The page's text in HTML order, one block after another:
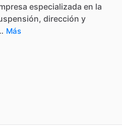
especializada en la
dirección y
Más